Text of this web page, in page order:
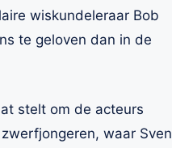
wiskundeleraar Bob
te geloven dan in de
stelt om de acteurs
waar Sven